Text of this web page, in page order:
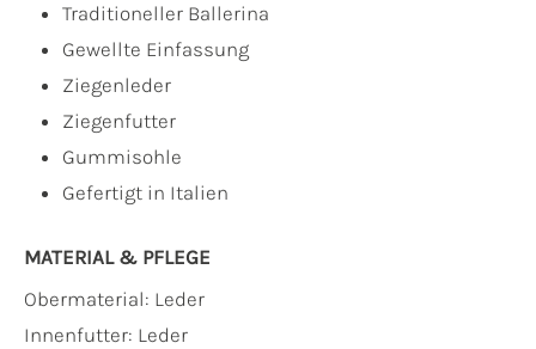
Traditioneller Ballerina
Gewellte Einfassung
Ziegenleder
Ziegenfutter
Gummisohle
Gefertigt in Italien
MATERIAL & PFLEGE
Obermaterial: Leder
Innenfutter: Leder